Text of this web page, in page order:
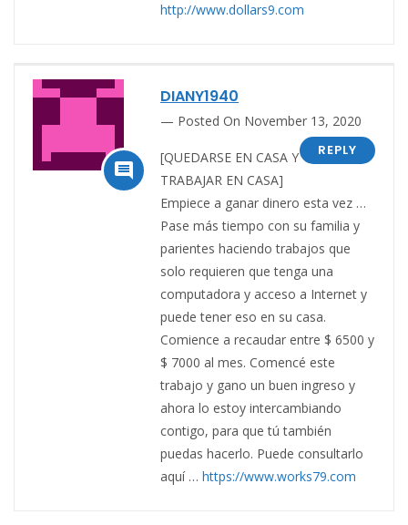
http://www.dollars9.com

DIANY1940
Posted On November 13, 2020
REPLY
[QUEDARSE EN CASA Y
TRABAJAR EN CASA]
Empiece a ganar dinero esta vez …
Pase más tiempo con su familia y
parientes haciendo trabajos que
solo requieren que tenga una
computadora y acceso a Internet y
puede tener eso en su casa.
Comience a recaudar entre $ 6500 y
$ 7000 al mes. Comencé este
trabajo y gano un buen ingreso y
ahora lo estoy intercambiando
contigo, para que tú también
puedas hacerlo. Puede consultarlo
aquí … https://www.works79.com